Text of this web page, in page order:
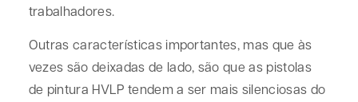
trabalhadores.
Outras características importantes, mas que às
vezes são deixadas de lado, são que as pistolas
de pintura HVLP tendem a ser mais silenciosas do